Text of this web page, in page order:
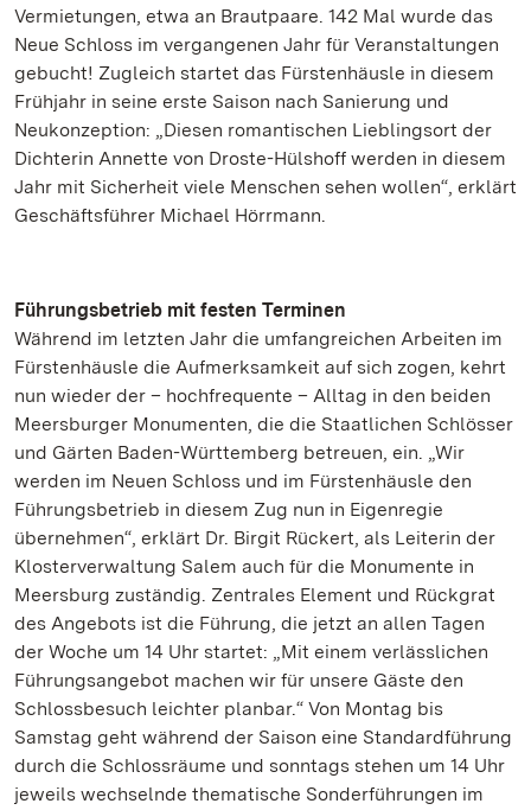
Vermietungen, etwa an Brautpaare. 142 Mal wurde das
Neue Schloss im vergangenen Jahr für Veranstaltungen
gebucht! Zugleich startet das Fürstenhäusle in diesem
Frühjahr in seine erste Saison nach Sanierung und
Neukonzeption: „Diesen romantischen Lieblingsort der
Dichterin Annette von Droste-Hülshoff werden in diesem
Jahr mit Sicherheit viele Menschen sehen wollen“, erklärt
Geschäftsführer Michael Hörrmann.
Führungsbetrieb mit festen Terminen
Während im letzten Jahr die umfangreichen Arbeiten im
Fürstenhäusle die Aufmerksamkeit auf sich zogen, kehrt
nun wieder der – hochfrequente – Alltag in den beiden
Meersburger Monumenten, die die Staatlichen Schlösser
und Gärten Baden-Württemberg betreuen, ein. „Wir
werden im Neuen Schloss und im Fürstenhäusle den
Führungsbetrieb in diesem Zug nun in Eigenregie
übernehmen“, erklärt Dr. Birgit Rückert, als Leiterin der
Klosterverwaltung Salem auch für die Monumente in
Meersburg zuständig. Zentrales Element und Rückgrat
des Angebots ist die Führung, die jetzt an allen Tagen
der Woche um 14 Uhr startet: „Mit einem verlässlichen
Führungsangebot machen wir für unsere Gäste den
Schlossbesuch leichter planbar.“ Von Montag bis
Samstag geht während der Saison eine Standardführung
durch die Schlossräume und sonntags stehen um 14 Uhr
jeweils wechselnde thematische Sonderführungen im